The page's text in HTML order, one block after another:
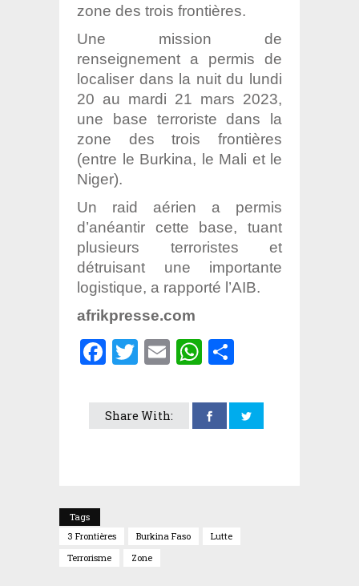
zone des trois frontières.
Une mission de
renseignement a permis de
localiser dans la nuit du lundi
20 au mardi 21 mars 2023,
une base terroriste dans la
zone des trois frontières
(entre le Burkina, le Mali et le
Niger).
Un raid aérien a permis
d’anéantir cette base, tuant
plusieurs terroristes et
détruisant une importante
logistique, a rapporté l’AIB.
afrikpresse.com
Facebook
Twitter
EmailWhatsApp
Share With:
Tags
3 Frontières
Burkina Faso
Lutte
Terrorisme
Zone